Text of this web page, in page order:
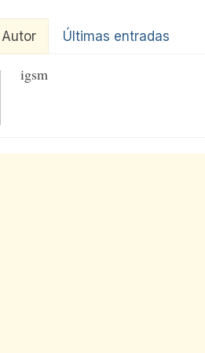
Últimas entradas
igsm